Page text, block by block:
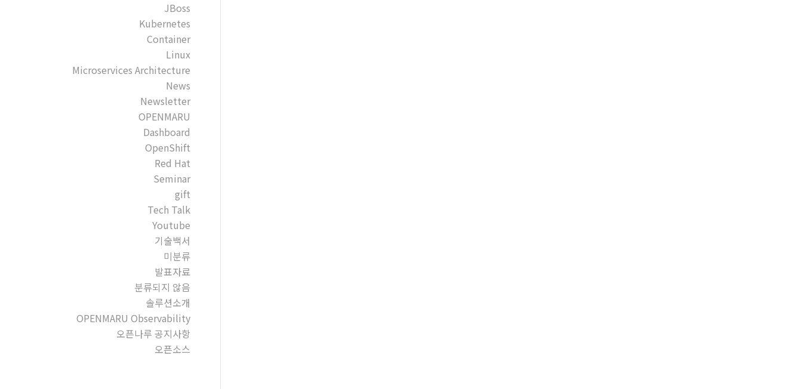
JBoss
Kubernetes
Container
Linux
Microservices Architecture
News
Newsletter
OPENMARU
Dashboard
OpenShift
Red Hat
Seminar
gift
Tech Talk
Youtube
기술백서
미분류
발표자료
분류되지 않음
솔루션소개
OPENMARU Observability
오픈나루 공지사항
오픈소스